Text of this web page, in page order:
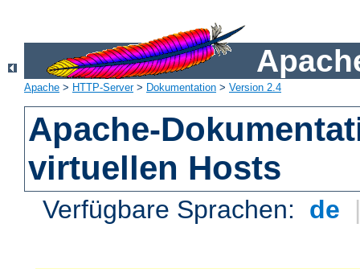
Apache > HTTP-Server> Dokumentation > Version 2.4
Apache-
virtuellen Hosts
Verfügbare Sprachen: de